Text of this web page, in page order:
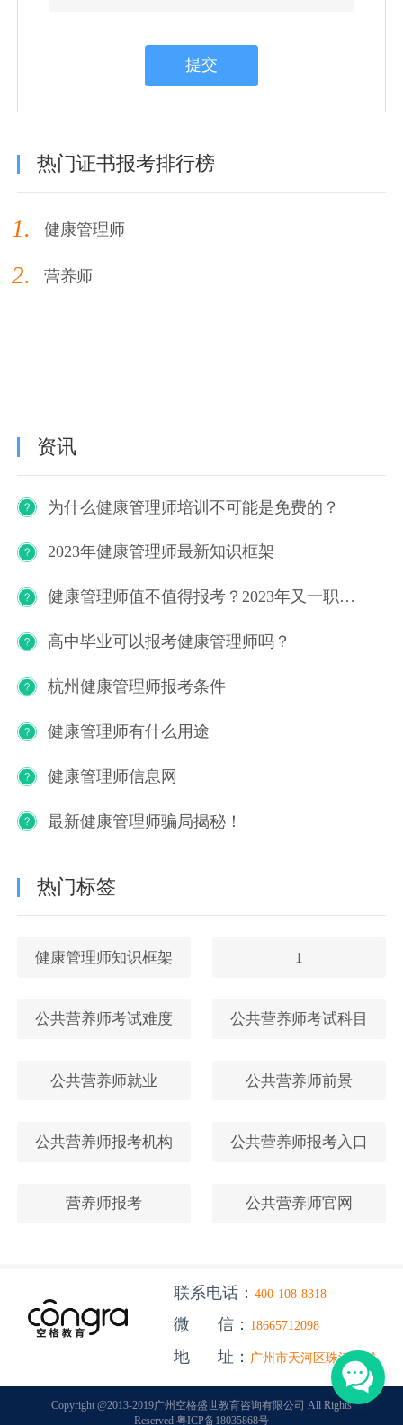
提交
热门证书报考排行榜
1. 健康管理师
2. 营养师
资讯
为什么健康管理师培训不可能是免费的？
2023年健康管理师最新知识框架
健康管理师值不值得报考？2023年又一职业技能等级证书重磅人才政策发布！
高中毕业可以报考健康管理师吗？
杭州健康管理师报考条件
健康管理师有什么用途
健康管理师信息网
最新健康管理师骗局揭秘！
热门标签
健康管理师知识框架 1
公共营养师考试难度 公共营养师考试科目
公共营养师就业 公共营养师前景
公共营养师报考机构 公共营养师报考入口
营养师报考 公共营养师官网
联系电话： 400-108-8318
微 信： 18665712098
地 址： 广州市天河区珠江新城
Copyright @2013-2019广州空格盛世教育咨询有限公司 All Rights
Reserved 粤ICP备18035868号